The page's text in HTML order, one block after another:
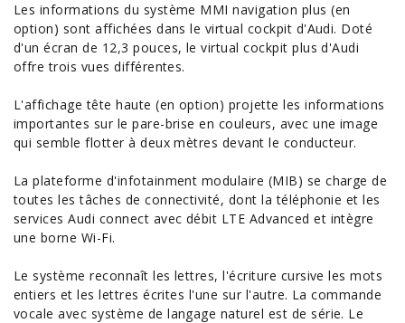
Les informations du système MMI navigation plus (en
option) sont affichées dans le virtual cockpit d'Audi. Doté
d'un écran de 12,3 pouces, le virtual cockpit plus d'Audi
offre trois vues différentes.
L'affichage tête haute (en option) projette les informations
importantes sur le pare-brise en couleurs, avec une image
qui semble flotter à deux mètres devant le conducteur.
La plateforme d'infotainment modulaire (MIB) se charge de
toutes les tâches de connectivité, dont la téléphonie et les
services Audi connect avec débit LTE Advanced et intègre
une borne Wi-Fi.
Le système reconnaît les lettres, l'écriture cursive les mots
entiers et les lettres écrites l'une sur l'autre. La commande
vocale avec système de langage naturel est de série. Le